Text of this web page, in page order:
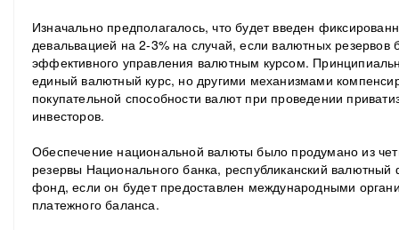
Изначально предполагалось, что будет введен
девальвацией на 2-3% на случай, если валютных резервов
эффективного управления валютным курсом.
единый валютный курс, но другими механизмами
покупательной способности валют при проведении
инвесторов.
Обеспечение национальной валюты было продумано из
резервы Национального банка, республиканский
фонд, если он будет предоставлен международными
платежного баланса.